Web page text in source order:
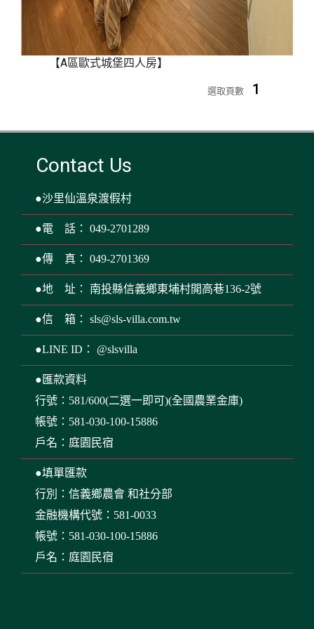
【A區歐式城堡四人房】
選取頁數 1
Contact Us
●沙里仙溫泉渡假村
●電 話： 049-2701289
●傳 真： 049-2701369
●地 址： 南投縣信義鄉東埔村開高巷136-2號
●信 箱： sls@sls-villa.com.tw
●LINE ID： @slsvilla
●匯款資料
行號：581/600(二選一即可)(全國農業金庫)
帳號：581-030-100-15886
戶名：庭園民宿
●填單匯款
行別：信義鄉農會 和社分部
金融機構代號：581-0033
帳號：581-030-100-15886
戶名：庭園民宿